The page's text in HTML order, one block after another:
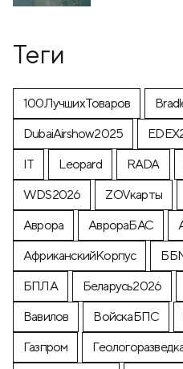
Теги
100ЛучшихТоваров
DubaiAirshow2025
IT
Leopard RADA
WDS2026
ZOVкарты
Аврора
АврораБАС
АфриканскийКорпус
БПЛА
Беларусь2026
Вавилов
ВойскаБПС
Газпром